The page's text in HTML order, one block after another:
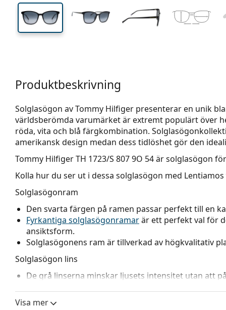
Produktbeskrivning
Solglasögon av Tommy Hilfiger presenterar en unik
världsberömda varumärket är extremt populärt över
röda, vita och blå färgkombination.
amerikansk design medan dess tidlöshet gör den
Tommy Hilfiger TH 1723/S 807 9O 54är solglasögon
Kolla hur du ser ut i dessa solglasögon med
Solglasögonram
Den svarta färgen på ramen passar perfekt till en
Fyrkantiga solglasögonramarär ett perfekt val för
ansiktsform.
Solglasögonens ram är tillverkad av högkvalitativ
Solglasögon lins
De grå linserna minskar ljusets intensitet utan att
Visa mer